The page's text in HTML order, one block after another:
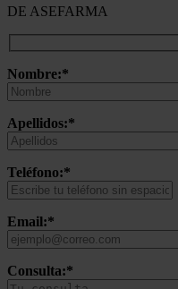
DE ASEFARMA
Nombre:*
Apellidos:*
Teléfono:*
Email:*
Consulta:*